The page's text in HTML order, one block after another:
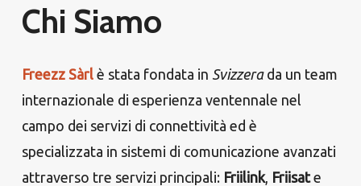
Chi Siamo
Freezz Sàrlè stata fondata in Svizzerada un team
internazionale di esperienza ventennale nel
campo dei servizi di connettività ed è
specializzata in sistemi di comunicazione avanzati
attraverso tre servizi principali: Friilink, Friisate